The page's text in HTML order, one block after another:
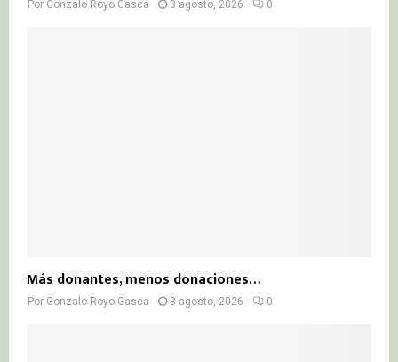
Por Gonzalo Royo Gasca 3 agosto, 2026 0
Más donantes, menos donaciones…
Por Gonzalo Royo Gasca 3 agosto, 2026 0